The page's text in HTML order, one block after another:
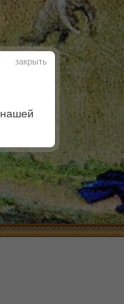
закрыть
нашей